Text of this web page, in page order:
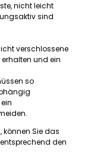
nicht leicht
sind
verschlossene
und ein
so
Sie das
den